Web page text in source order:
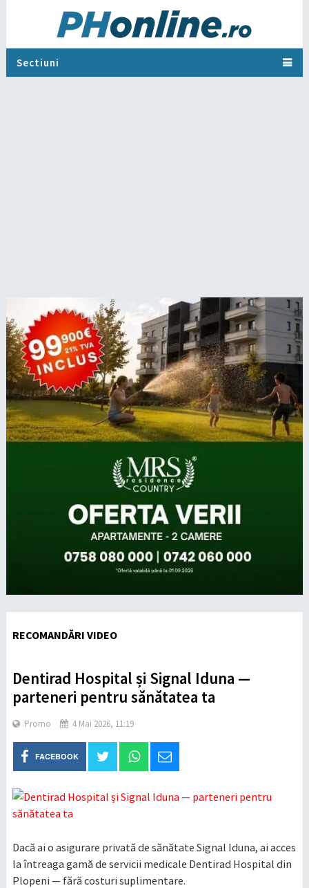
Sectiuni
RECOMANDĂRI VIDEO
Dentirad Hospital și Signal Iduna —
parteneri pentru sănătatea ta
Promo 4 Mai 2026, 11:19
FACEBOOK
Dacă ai o asigurare privată de sănătate Signal Iduna, ai acces
la întreaga gamă de servicii medicale Dentirad Hospital din
Plopeni — fără costuri suplimentare.